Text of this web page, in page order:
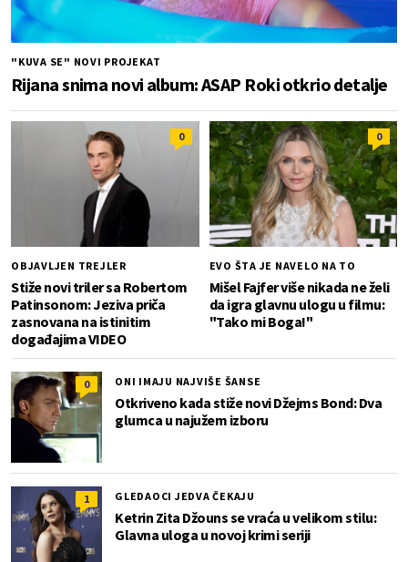
"KUVA SE" NOVI PROJEKAT
Rijana snima novi album: ASAP Roki otkrio detalje
0
OBJAVLJEN TREJLER
Stiže novi triler sa Robertom
Patinsonom: Jeziva priča
zasnovana na istinitim
događajima VIDEO
0
EVO ŠTA JE NAVELO NA TO
Mišel Fajfer više nikada ne želi
da igra glavnu ulogu u filmu:
"Tako mi Boga!"
0 ONI IMAJU NAJVIŠE ŠANSE
Otkriveno kada stiže novi Džejms Bond: Dva
glumca u najužem izboru
1 GLEDAOCI JEDVA ČEKAJU
Ketrin Zita Džouns se vraća u velikom stilu:
Glavna uloga u novoj krimi seriji